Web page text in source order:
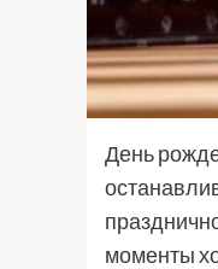
День
моменты